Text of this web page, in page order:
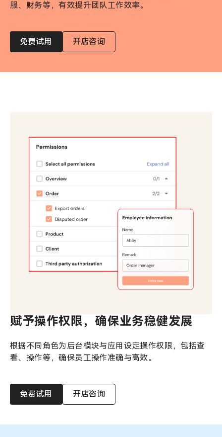
服、财务等，有效提升团队工作效率。
免费试用 开店咨询
赋予操作权限，确保业务稳健发展
根据不同角色为后台模块与应用设定操作权限，包括查
看、操作等，确保员工操作准确与高效。
免费试用 开店咨询